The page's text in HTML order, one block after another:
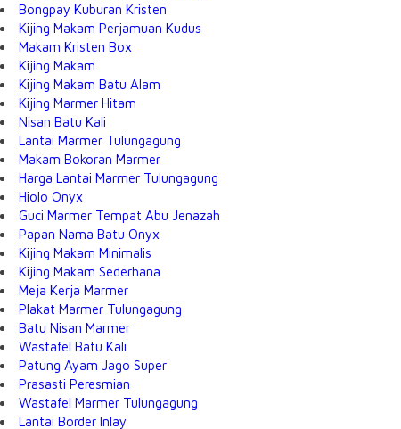
Bongpay Kuburan Kristen
Kijing Makam Perjamuan Kudus
Makam Kristen Box
Kijing Makam
Kijing Makam Batu Alam
Kijing Marmer Hitam
Nisan Batu Kali
Lantai Marmer Tulungagung
Makam Bokoran Marmer
Harga Lantai Marmer Tulungagung
Hiolo Onyx
Guci Marmer Tempat Abu Jenazah
Papan Nama Batu Onyx
Kijing Makam Minimalis
Kijing Makam Sederhana
Meja Kerja Marmer
Plakat Marmer Tulungagung
Batu Nisan Marmer
Wastafel Batu Kali
Patung Ayam Jago Super
Prasasti Peresmian
Wastafel Marmer Tulungagung
Lantai Border Inlay